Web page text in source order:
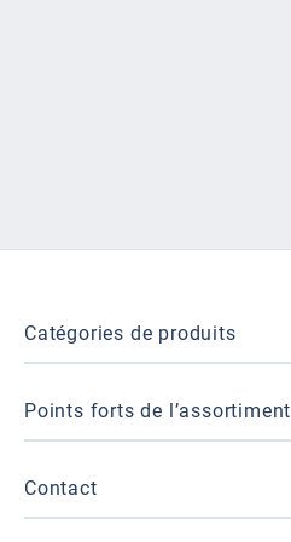
Catégories de produits
Points forts de l’assortiment
Contact